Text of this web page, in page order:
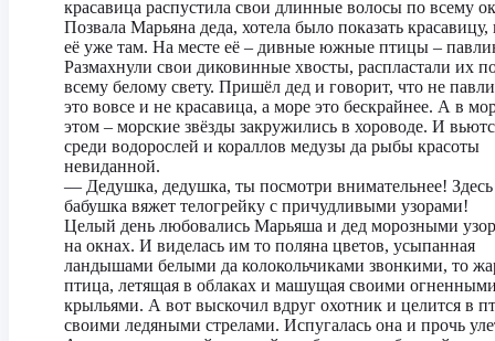
красавица распустила свои длинные волосы по всему
Позвала Марьяна деда, хотела было показать красавицу,
её уже там. На месте её – дивные южные птицы –
Размахнули свои диковинные хвосты, распластали их
всему белому свету. Пришёл дед и говорит, что не
это вовсе и не красавица, а море это бескрайнее. А в
этом – морские звёзды закружились в хороводе. И
среди водорослей и кораллов медузы да рыбы красоты
невиданной.
— Дедушка, дедушка, ты посмотри внимательнее!
бабушка вяжет телогрейку с причудливыми узорами!
Целый день любовались Марьяша и дед морозными
на окнах. И виделась им то поляна цветов, усыпанная
ландышами белыми да колокольчиками звонкими, то
птица, летящая в облаках и машущая своими
крыльями. А вот выскочил вдруг охотник и целится в
своими ледяными стрелами. Испугалась она и прочь